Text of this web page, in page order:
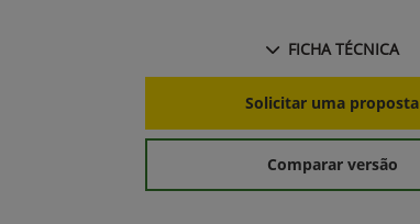
FICHA TÉCNICA
Solicitar uma proposta
Comparar versão